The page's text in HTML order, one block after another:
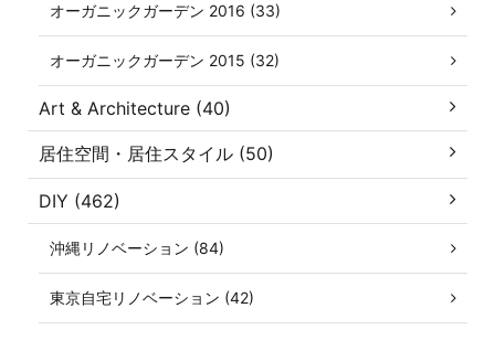
オーガニックガーデン 2016 (33)
オーガニックガーデン 2015 (32)
Art & Architecture (40)
居住空間・居住スタイル (50)
DIY (462)
沖縄リノベーション (84)
東京自宅リノベーション (42)